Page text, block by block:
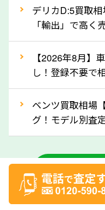
月割りで返還される
還付金は早めに売
な車は早めに廃車
③自動車税の還
ましょう！
車を廃車にすると
ができる場合があ
付金をお客様に返
をする際には、自
かを確認するよう
では、自動車税の
デリカD:5買取
「輸出」で高く
【2026年8月】
し！登録不要で
ベンツ買取相場
グ！モデル別査
中古車